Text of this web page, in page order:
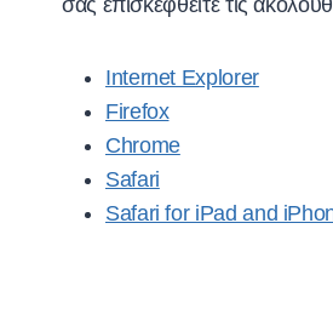
Internet Explorer
Firefox
Chrome
Safari
Safari for iPad and